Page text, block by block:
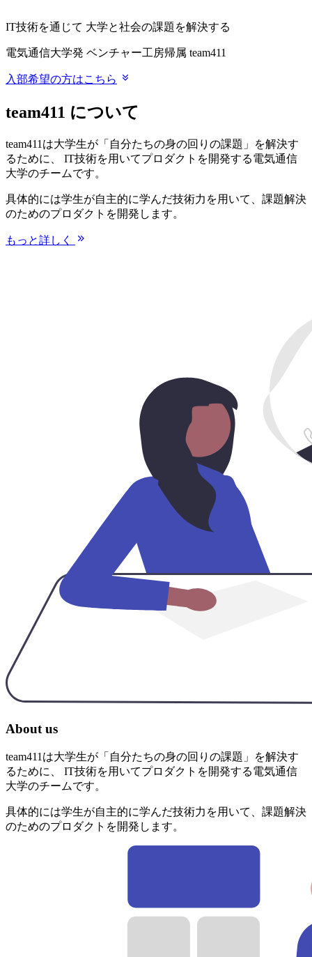
IT技術を通じて 大学と社会の課題を解決する
電気通信大学発 ベンチャー工房帰属 team411
入部希望の方はこちら
team411 について
team411は大学生が「自分たちの身の回りの課題」を解決す
るために、 IT技術を用いてプロダクトを開発する電気通信
大学のチームです。
具体的には学生が自主的に学んだ技術力を用いて、課題解決
のためのプロダクトを開発します。
もっと詳しく
About us
team411は大学生が「自分たちの身の回りの課題」を解決す
るために、 IT技術を用いてプロダクトを開発する電気通信
大学のチームです。
具体的には学生が自主的に学んだ技術力を用いて、課題解決
のためのプロダクトを開発します。